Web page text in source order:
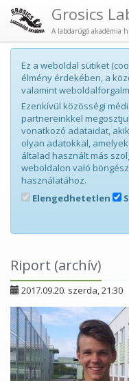
Grosics
A labdarúgó akadémia
Ez a weboldal sütiket
élmény érdekében, a
valamint
Ezenkívül közösségi
partnereinkkel
vonatkozó adataidat,
olyan adatokkal,
általad használt más
weboldalon való
használatához.
Elengedhetetlen
Riport (archív)
2017.09.20. szerda, 21:30